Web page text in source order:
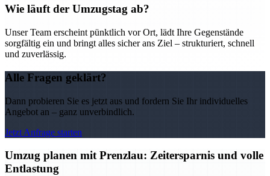
Wie läuft der Umzugstag ab?
Unser Team erscheint pünktlich vor Ort, lädt Ihre Gegenstände
sorgfältig ein und bringt alles sicher ans Ziel – strukturiert, schnell
und zuverlässig.
Alle Fragen geklärt?
Dann probieren Sie es jetzt aus und fordern Sie Ihr individuelles
Angebot an – ganz unverbindlich.
Jetzt Anfrage starten
Umzug planen mit Prenzlau: Zeitersparnis und volle
Entlastung